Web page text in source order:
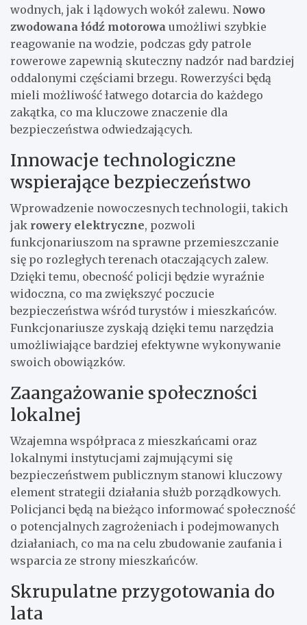
wodnych, jak i lądowych wokół zalewu. Nowo
zwodowana łódź motorowa umożliwi szybkie
reagowanie na wodzie, podczas gdy patrole
rowerowe zapewnią skuteczny nadzór nad bardziej
oddalonymi częściami brzegu. Rowerzyści będą
mieli możliwość łatwego dotarcia do każdego
zakątka, co ma kluczowe znaczenie dla
bezpieczeństwa odwiedzających.
Innowacje technologiczne
wspierające bezpieczeństwo
Wprowadzenie nowoczesnych technologii, takich
jak rowery elektryczne, pozwoli
funkcjonariuszom na sprawne przemieszczanie
się po rozległych terenach otaczających zalew.
Dzięki temu, obecność policji będzie wyraźnie
widoczna, co ma zwiększyć poczucie
bezpieczeństwa wśród turystów i mieszkańców.
Funkcjonariusze zyskają dzięki temu narzędzia
umożliwiające bardziej efektywne wykonywanie
swoich obowiązków.
Zaangażowanie społeczności
lokalnej
Wzajemna współpraca z mieszkańcami oraz
lokalnymi instytucjami zajmującymi się
bezpieczeństwem publicznym stanowi kluczowy
element strategii działania służb porządkowych.
Policjanci będą na bieżąco informować społeczność
o potencjalnych zagrożeniach i podejmowanych
działaniach, co ma na celu zbudowanie zaufania i
wsparcia ze strony mieszkańców.
Skrupulatne przygotowania do
lata